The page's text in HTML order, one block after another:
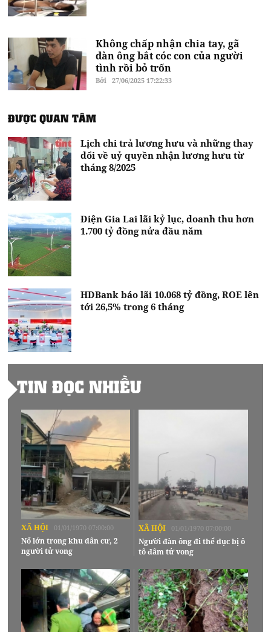
Không chấp nhận chia tay, gã
đàn ông bắt cóc con của người
tình rồi bỏ trốn
Bởi 27/06/2025 17:22:33
ĐƯỢC QUAN TÂM
Lịch chi trả lương hưu và những thay
đổi về uỷ quyền nhận lương hưu từ
tháng 8/2025
Điện Gia Lai lãi kỷ lục, doanh thu hơn
1.700 tỷ đồng nửa đầu năm
HDBank báo lãi 10.068 tỷ đồng, ROE lên
tới 26,5% trong 6 tháng
TIN ĐỌC NHIỀU
XÃ HỘI 01/01/1970 07:00:00
Nổ lớn trong khu dân cư, 2
người tử vong
XÃ HỘI 01/01/1970 07:00:00
Người đàn ông đi thể dục bị ô
tô đâm tử vong